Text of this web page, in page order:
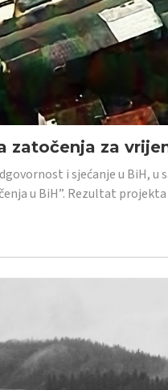
zatočenja za
i sjećanje u BiH,
u BiH”. Rezultat